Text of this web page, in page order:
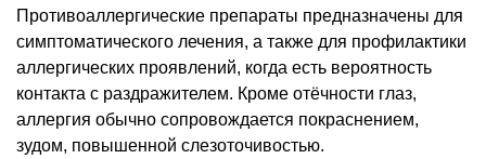
Противоаллергические препараты предназначены для
симптоматического лечения, а также для профилактики
аллергических проявлений, когда есть вероятность
контакта с раздражителем. Кроме отёчности глаз,
аллергия обычно сопровождается покраснением,
зудом, повышенной слезоточивостью.